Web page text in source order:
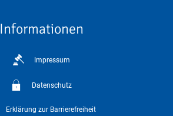
Informationen
Impressum
Datenschutz
Erklärung zur Barrierefreiheit